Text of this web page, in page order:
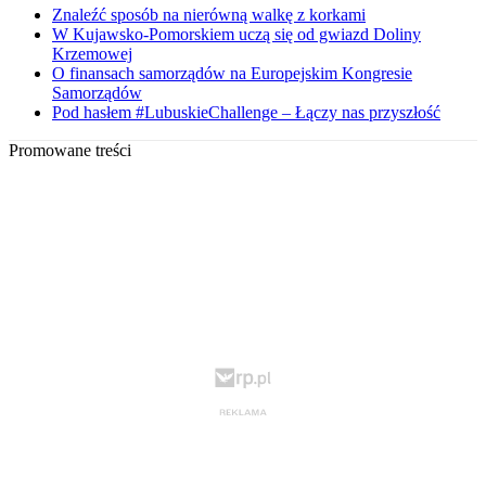
Znaleźć sposób na nierówną walkę z korkami
W Kujawsko-Pomorskiem uczą się od gwiazd Doliny
Krzemowej
O finansach samorządów na Europejskim Kongresie
Samorządów
Pod hasłem #LubuskieChallenge – Łączy nas przyszłość
Promowane treści